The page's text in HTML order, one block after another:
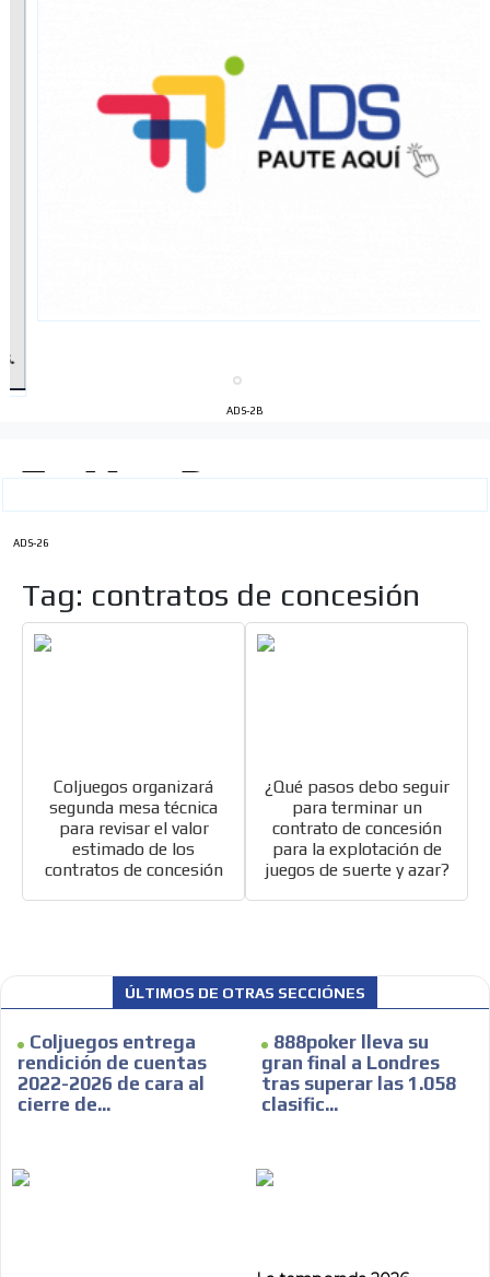
ADS-2B
ADS-26
Tag: contratos de concesión
Coljuegos organizará
segunda mesa técnica
para revisar el valor
estimado de los
contratos de concesión
¿Qué pasos debo seguir
para terminar un
contrato de concesión
para la explotación de
juegos de suerte y azar?
ÚLTIMOS DE OTRAS SECCIÓNES
Coljuegos entrega
rendición de cuentas
2022-2026 de cara al
cierre de...
888poker lleva su
gran final a Londres
tras superar las 1.058
clasific...